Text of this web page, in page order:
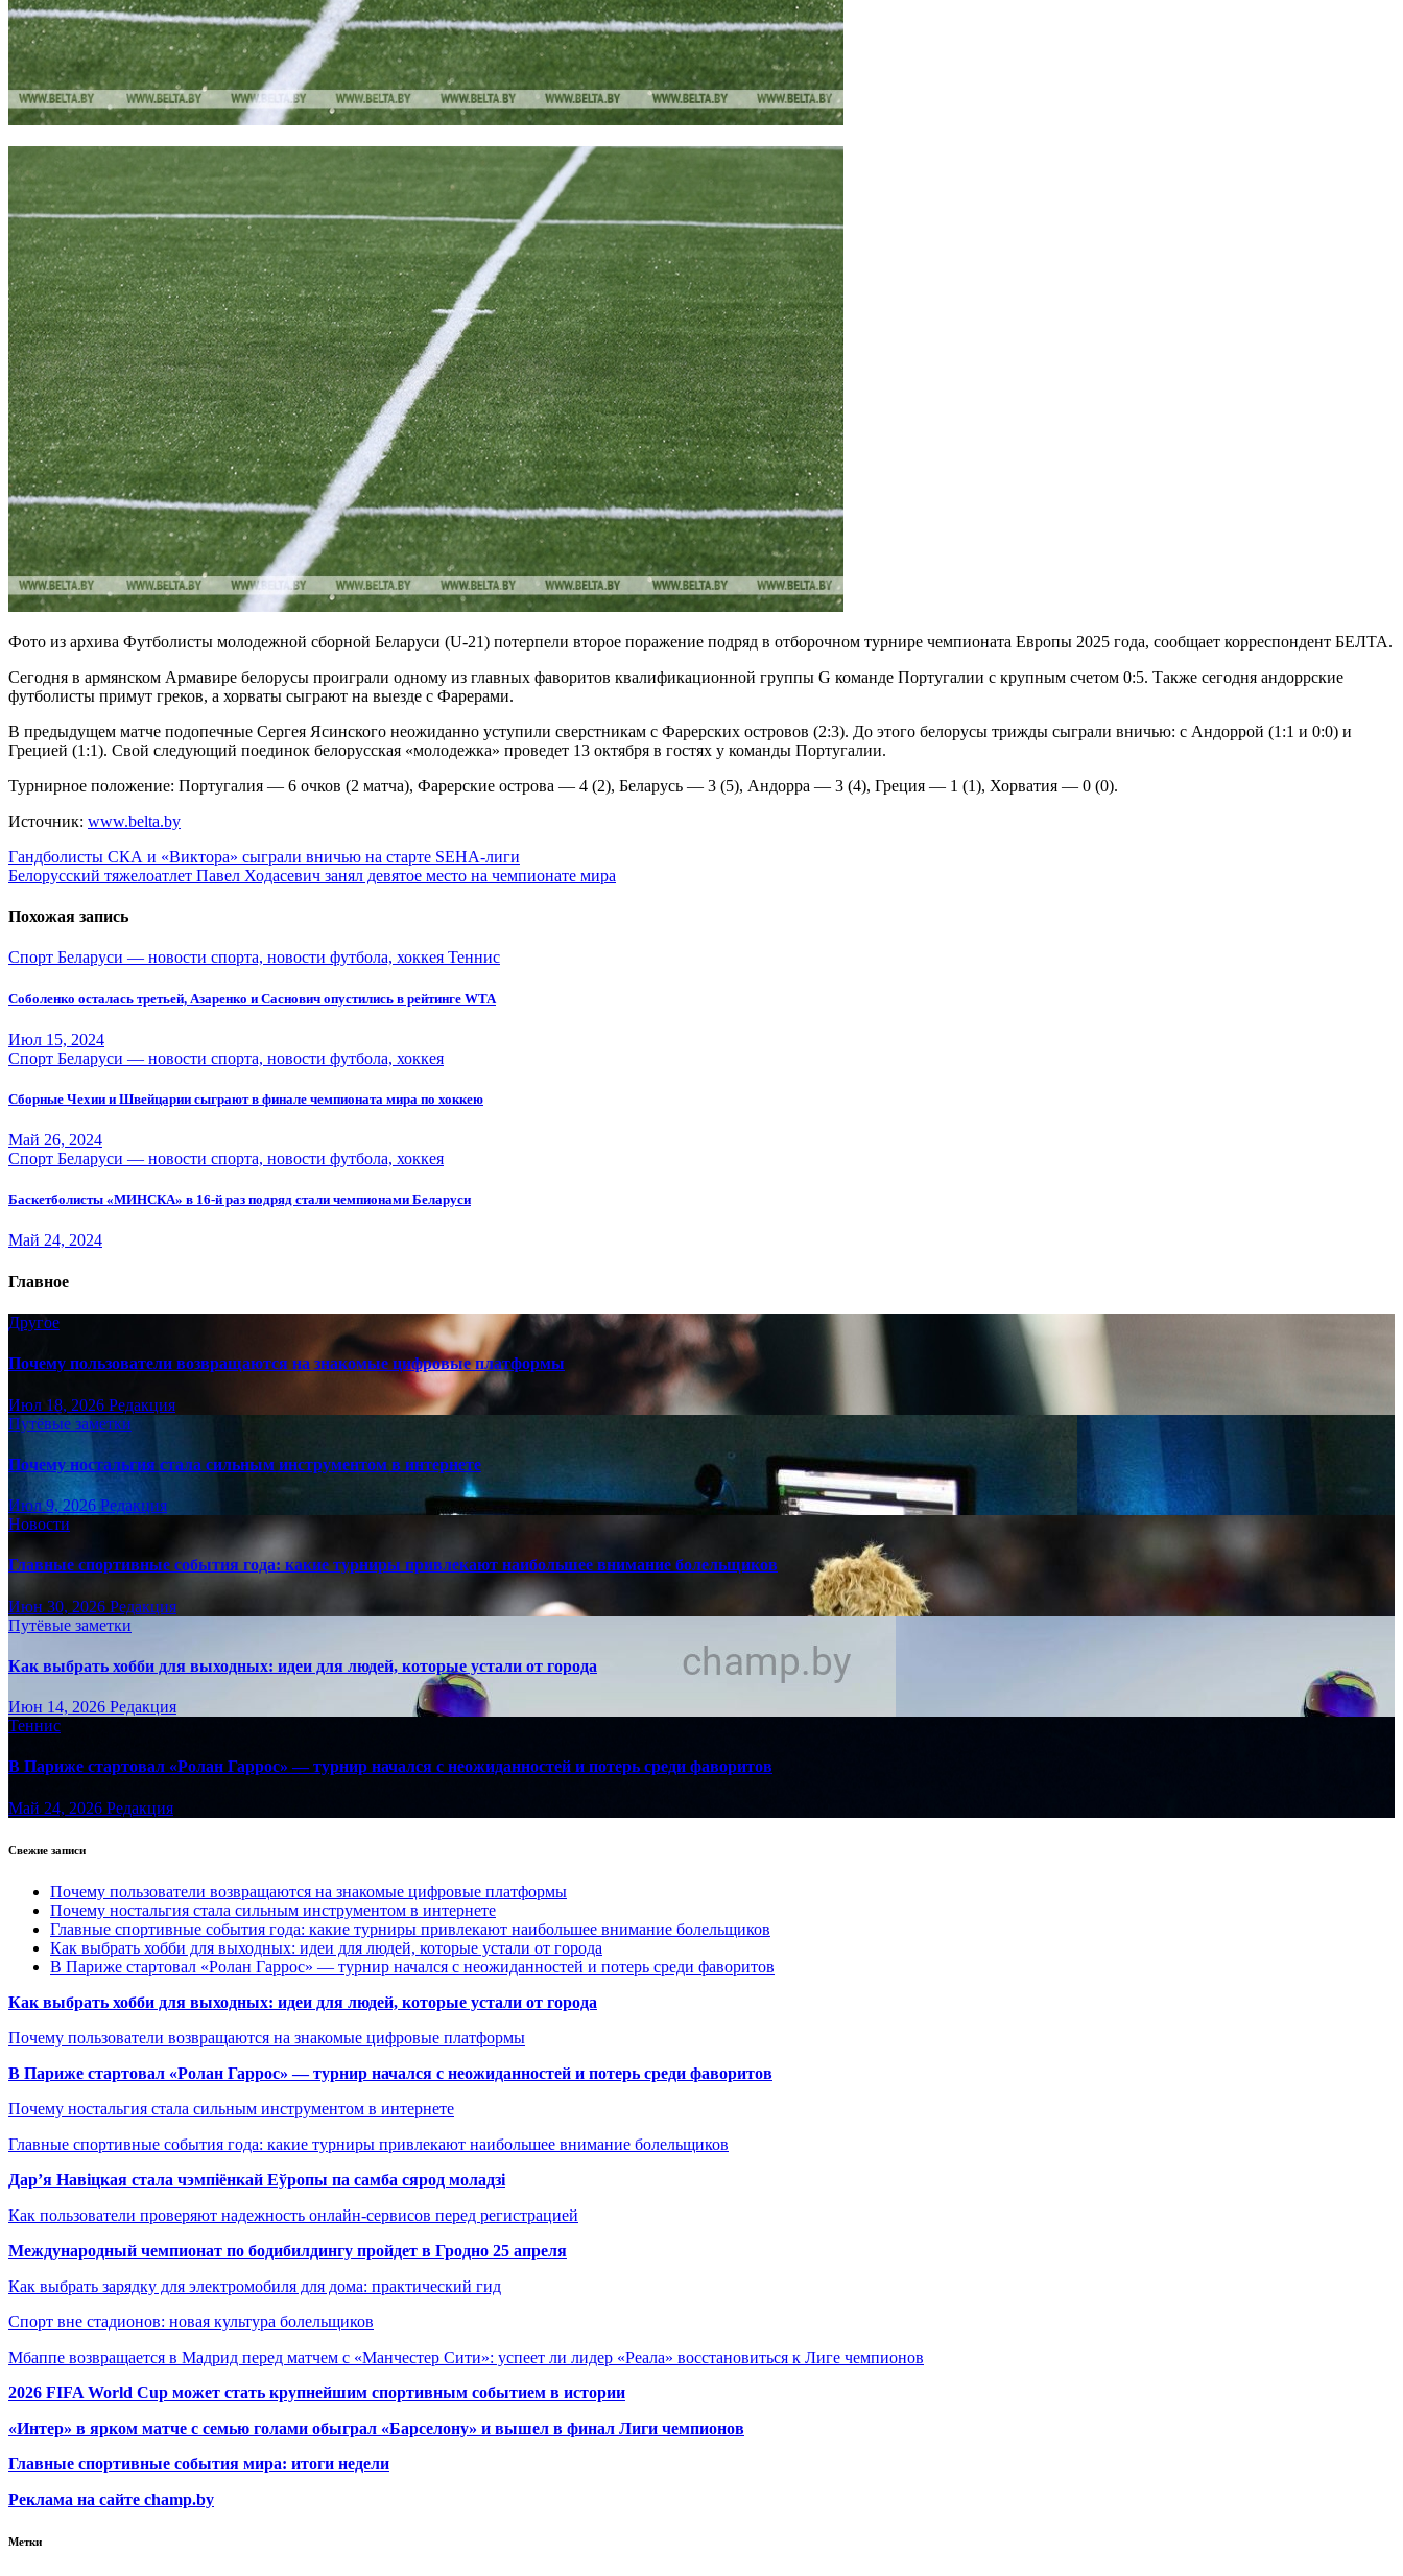
Фото из архива Футболисты молодежной сборной Беларуси (U-21) потерпели второе поражение подряд в отборочном турнире чемпионата Европы 2025 года, сообщает корреспондент БЕЛТА.
Сегодня в армянском Армавире белорусы проиграли одному из главных фаворитов квалификационной группы G команде Португалии с крупным счетом 0:5. Также сегодня андоррские
футболисты примут греков, а хорваты сыграют на выезде с Фарерами.
В предыдущем матче подопечные Сергея Ясинского неожиданно уступили сверстникам с Фарерских островов (2:3). До этого белорусы трижды сыграли вничью: с Андоррой (1:1 и 0:0) и
Грецией (1:1). Свой следующий поединок белорусская «молодежка» проведет 13 октября в гостях у команды Португалии.
Турнирное положение: Португалия — 6 очков (2 матча), Фарерские острова — 4 (2), Беларусь — 3 (5), Андорра — 3 (4), Греция — 1 (1), Хорватия — 0 (0).
Источник: www.belta.by
Навигация
по
записям
Гандболисты СКА и «Виктора» сыграли вничью на старте SEHA-лиги
Белорусский тяжелоатлет Павел Ходасевич занял девятое место на чемпионате мира
Похожая запись
Спорт Беларуси — новости спорта, новости футбола, хоккея Теннис
Соболенко осталась третьей, Азаренко и Саснович опустились в рейтинге WTA
Июл 15, 2024
Спорт Беларуси — новости спорта, новости футбола, хоккея
Сборные Чехии и Швейцарии сыграют в финале чемпионата мира по хоккею
Май 26, 2024
Спорт Беларуси — новости спорта, новости футбола, хоккея
Баскетболисты «МИНСКА» в 16-й раз подряд стали чемпионами Беларуси
Май 24, 2024
Главное
Другое
Почему пользователи возвращаются на знакомые цифровые платформы
Июл 18, 2026 Редакция
Путёвые заметки
Почему ностальгия стала сильным инструментом в интернете
Июл 9, 2026 Редакция
Новости
Главные спортивные события года: какие турниры привлекают наибольшее внимание болельщиков
Июн 30, 2026 Редакция
Путёвые заметки
Как выбрать хобби для выходных: идеи для людей, которые устали от города
Июн 14, 2026 Редакция
Теннис
В Париже стартовал «Ролан Гаррос» — турнир начался с неожиданностей и потерь среди фаворитов
Май 24, 2026 Редакция
Свежие записи
Почему пользователи возвращаются на знакомые цифровые платформы
Почему ностальгия стала сильным инструментом в интернете
Главные спортивные события года: какие турниры привлекают наибольшее внимание болельщиков
Как выбрать хобби для выходных: идеи для людей, которые устали от города
В Париже стартовал «Ролан Гаррос» — турнир начался с неожиданностей и потерь среди фаворитов
Как выбрать хобби для выходных: идеи для людей, которые устали от города
Почему пользователи возвращаются на знакомые цифровые платформы
В Париже стартовал «Ролан Гаррос» — турнир начался с неожиданностей и потерь среди фаворитов
Почему ностальгия стала сильным инструментом в интернете
Главные спортивные события года: какие турниры привлекают наибольшее внимание болельщиков
Дар’я Навіцкая стала чэмпіёнкай Еўропы па самба сярод моладзі
Как пользователи проверяют надежность онлайн-сервисов перед регистрацией
Международный чемпионат по бодибилдингу пройдет в Гродно 25 апреля
Как выбрать зарядку для электромобиля для дома: практический гид
Спорт вне стадионов: новая культура болельщиков
Мбаппе возвращается в Мадрид перед матчем с «Манчестер Сити»: успеет ли лидер «Реала» восстановиться к Лиге чемпионов
2026 FIFA World Cup может стать крупнейшим спортивным событием в истории
«Интер» в ярком матче с семью голами обыграл «Барселону» и вышел в финал Лиги чемпионов
Главные спортивные события мира: итоги недели
Реклама на сайте champ.by
Метки